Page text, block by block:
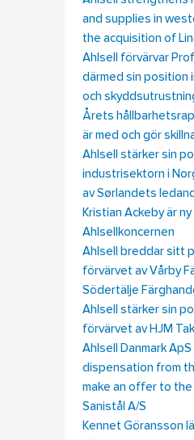
and supplies in
the acquisition of
Ahlsell förvärvar
därmed sin position
och
Årets
är med och gör
Ahlsell stärker sin
industrisektorn i
av Sørlandets
Kristian Ackeby är
Ahlsellkoncernen
Ahlsell breddar sitt
förvärvet av Vårby
Södertälje
Ahlsell stärker sin
förvärvet av HJM
Ahlsell Danmark
dispensation from
make an offer to
Sanistål A/S
Kennet Göransson